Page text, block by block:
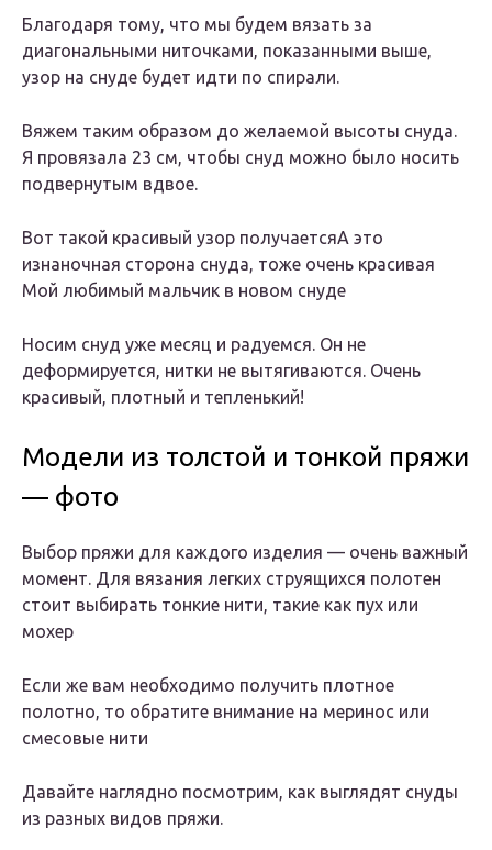
Благодаря тому, что мы будем вязать за
диагональными ниточками, показанными выше,
узор на снуде будет идти по спирали.
Вяжем таким образом до желаемой высоты снуда.
Я провязала 23 см, чтобы снуд можно было носить
подвернутым вдвое.
Вот такой красивый узор получаетсяА это
изнаночная сторона снуда, тоже очень красивая
Мой любимый мальчик в новом снуде
Носим снуд уже месяц и радуемся. Он не
деформируется, нитки не вытягиваются. Очень
красивый, плотный и тепленький!
Модели из толстой и тонкой пряжи
— фото
Выбор пряжи для каждого изделия — очень важный
момент. Для вязания легких струящихся полотен
стоит выбирать тонкие нити, такие как пух или
мохер
Если же вам необходимо получить плотное
полотно, то обратите внимание на меринос или
смесовые нити
Давайте наглядно посмотрим, как выглядят снуды
из разных видов пряжи.